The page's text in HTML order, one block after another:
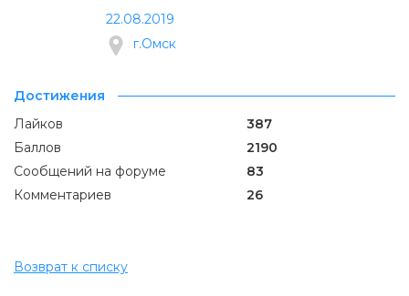
22.08.2019
г.Омск
Достижения
Лайков
387
Баллов
2190
Сообщений на форуме
83
Комментариев
26
Возврат к списку